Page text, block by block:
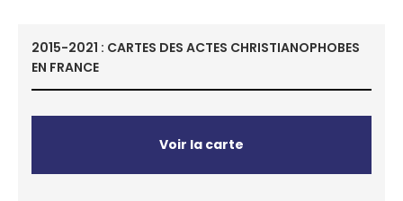
2015-2021 : CARTES DES ACTES CHRISTIANOPHOBES
EN FRANCE
Voir la carte